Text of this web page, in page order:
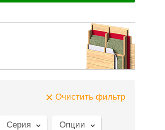
Очистить фильтр
Серия Опции